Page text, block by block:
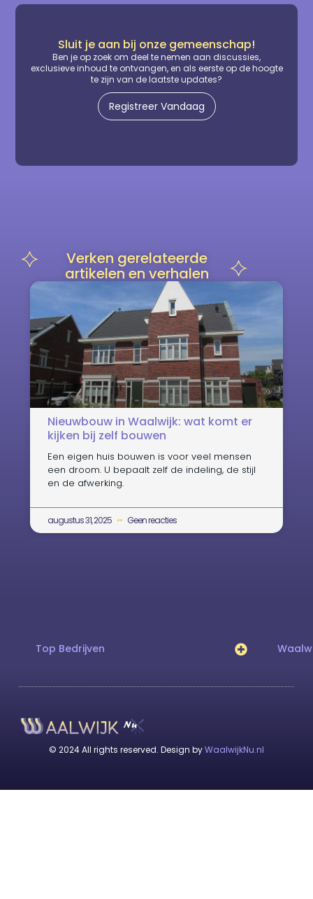
Sluit je aan bij onze gemeenschap!
Ben je op zoek om deel te nemen aan discussies,
exclusieve inhoud te ontvangen, en als eerste op de hoogte
te zijn van de laatste updates?
Registreer Vandaag
Verken gerelateerde
artikelen en verhalen
Nieuwbouw in Waalwijk: wat komt er
kijken bij zelf bouwen
Een eigen huis bouwen is voor veel mensen
een droom. U bepaalt zelf de indeling, de stijl
en de afwerking.
augustus 31, 2025 Geen reacties
Top Bedrijven
© 2024 All rights reserved. Design byWaalwijkNu.nl